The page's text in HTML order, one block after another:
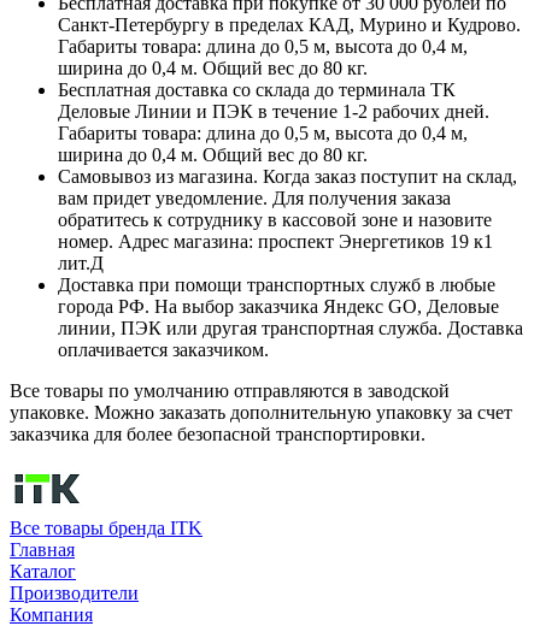
Санкт-Петербургу в пределах КАД, Мурино и Кудрово.
Габариты товара: длина до 0,5 м, высота до 0,4 м,
ширина до 0,4 м. Общий вес до 80 кг.
Бесплатная доставка со склада до терминала ТК
Деловые Линии и ПЭК в течение 1-2 рабочих дней.
Габариты товара: длина до 0,5 м, высота до 0,4 м,
ширина до 0,4 м. Общий вес до 80 кг.
Самовывоз из магазина. Когда заказ поступит на склад,
вам придет уведомление. Для получения заказа
обратитесь к сотруднику в кассовой зоне и назовите
номер. Адрес магазина: проспект Энергетиков 19 к1
лит.Д
Доставка при помощи транспортных служб в любые
города РФ. На выбор заказчика Яндекс GO, Деловые
линии, ПЭК или другая транспортная служба. Доставка
оплачивается заказчиком.
Все товары по умолчанию отправляются в заводской
упаковке. Можно заказать дополнительную упаковку за счет
заказчика для более безопасной транспортировки.
Все товары бренда ITK
Главная
Каталог
Производители
Компания